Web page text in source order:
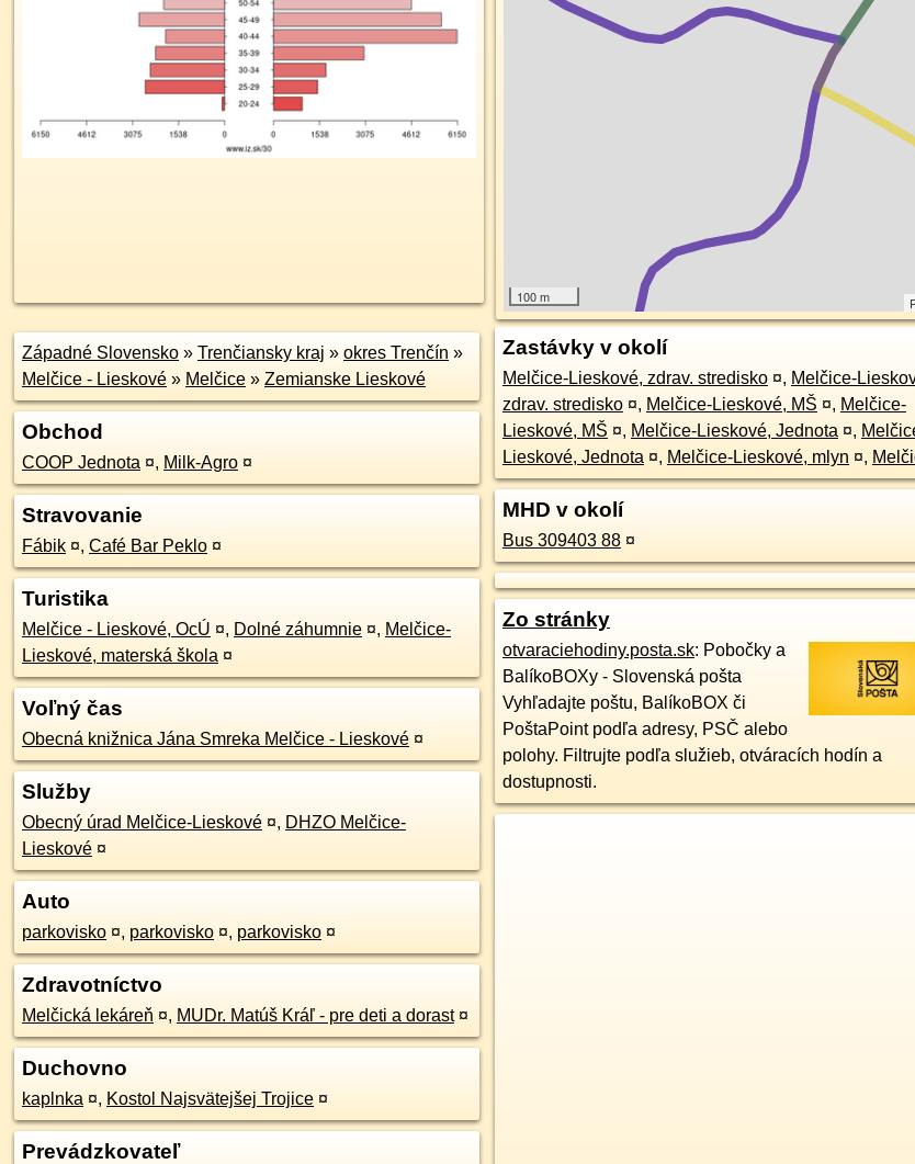
100 m
Západné Slovensko » Trenčiansky kraj » okres Trenčín »
Melčice - Lieskové » Melčice » Zemianske Lieskové
Obchod
COOP Jednota ¤, Milk-Agro ¤
Stravovanie
Fábik ¤, Café Bar Peklo ¤
Turistika
Melčice - Lieskové, OcÚ ¤, Dolné záhumnie ¤, Melčice-
Lieskové, materská škola ¤
Voľný čas
Obecná knižnica Jána Smreka Melčice - Lieskové ¤
Služby
Obecný úrad Melčice-Lieskové ¤, DHZO Melčice-
Lieskové ¤
Auto
parkovisko ¤, parkovisko ¤, parkovisko ¤
Zdravotníctvo
Melčická lekáreň ¤, MUDr. Matúš Kráľ - pre deti a dorast ¤
Duchovno
kaplnka ¤, Kostol Najsvätejšej Trojice ¤
Prevádzkovateľ
Zastávky v okolí
Melčice-Lieskové, zdrav. stredisko ¤, Melčice-
zdrav. stredisko ¤, Melčice-Lieskové, MŠ ¤, Melčice-
Lieskové, MŠ ¤, Melčice-Lieskové, Jednota ¤,
Lieskové, Jednota ¤, Melčice-Lieskové, mlyn ¤,
MHD v okolí
Bus 309403 88 ¤
Zo stránky
otvaraciehodiny.posta.sk: Pobočky a
BalíkoBOXy - Slovenská pošta
Vyhľadajte poštu, BalíkoBOX či
PoštaPoint podľa adresy, PSČ alebo
polohy. Filtrujte podľa služieb, otváracích hodín a
dostupnosti.